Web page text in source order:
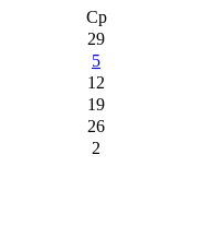
Ср
29
5
12
19
26
2